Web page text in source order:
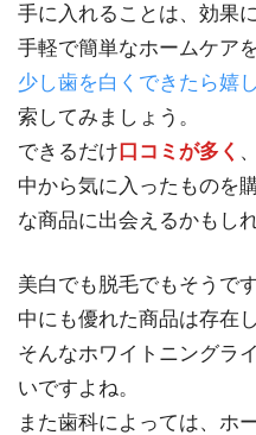
手に入れることは、効果
手軽で簡単なホームケア
少し歯を白くできたら嬉
索してみましょう。
できるだけ口コミが多く 、
中から気に入ったものを
な商品に出会えるかもし
美白でも脱毛でもそうで
中にも優れた商品は存在し
そんなホワイトニングラ
いですよね。
また歯科によっては、ホ